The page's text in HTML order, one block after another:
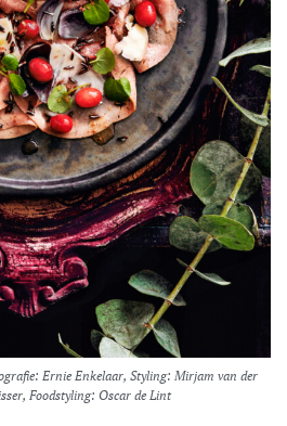
Ernie Enkelaar, Styling: Mirjam van der
Foodstyling: Oscar de Lint